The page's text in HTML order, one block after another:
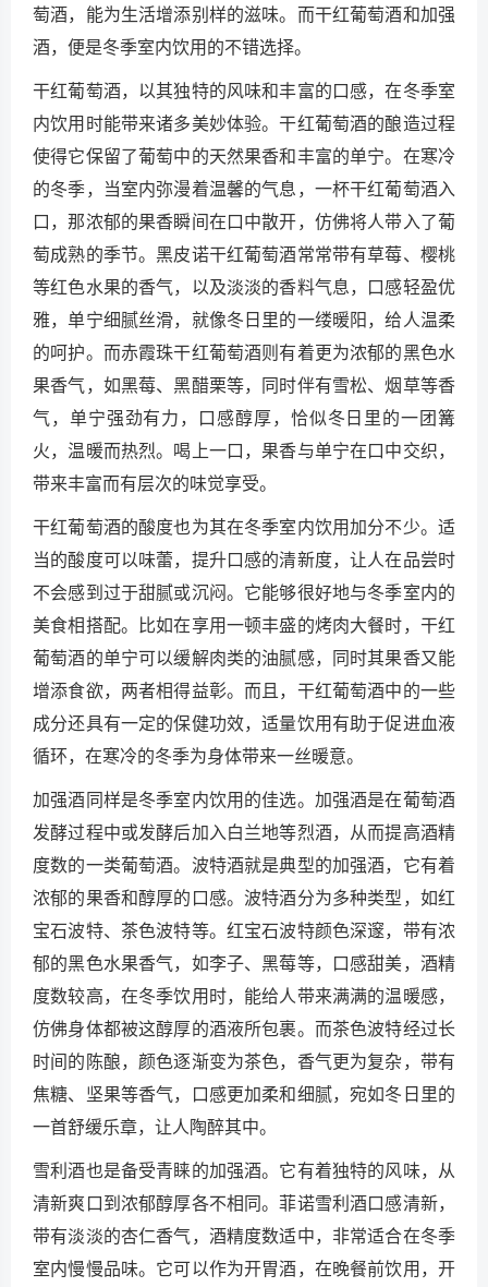
萄酒，能为生活增添别样的滋味。而干红葡萄酒和加强
酒，便是冬季室内饮用的不错选择。
干红葡萄酒，以其独特的风味和丰富的口感，在冬季室
内饮用时能带来诸多美妙体验。干红葡萄酒的酿造过程
使得它保留了葡萄中的天然果香和丰富的单宁。在寒冷
的冬季，当室内弥漫着温馨的气息，一杯干红葡萄酒入
口，那浓郁的果香瞬间在口中散开，仿佛将人带入了葡
萄成熟的季节。黑皮诺干红葡萄酒常常带有草莓、樱桃
等红色水果的香气，以及淡淡的香料气息，口感轻盈优
雅，单宁细腻丝滑，就像冬日里的一缕暖阳，给人温柔
的呵护。而赤霞珠干红葡萄酒则有着更为浓郁的黑色水
果香气，如黑莓、黑醋栗等，同时伴有雪松、烟草等香
气，单宁强劲有力，口感醇厚，恰似冬日里的一团篝
火，温暖而热烈。喝上一口，果香与单宁在口中交织，
带来丰富而有层次的味觉享受。
干红葡萄酒的酸度也为其在冬季室内饮用加分不少。适
当的酸度可以味蕾，提升口感的清新度，让人在品尝时
不会感到过于甜腻或沉闷。它能够很好地与冬季室内的
美食相搭配。比如在享用一顿丰盛的烤肉大餐时，干红
葡萄酒的单宁可以缓解肉类的油腻感，同时其果香又能
增添食欲，两者相得益彰。而且，干红葡萄酒中的一些
成分还具有一定的保健功效，适量饮用有助于促进血液
循环，在寒冷的冬季为身体带来一丝暖意。
加强酒同样是冬季室内饮用的佳选。加强酒是在葡萄酒
发酵过程中或发酵后加入白兰地等烈酒，从而提高酒精
度数的一类葡萄酒。波特酒就是典型的加强酒，它有着
浓郁的果香和醇厚的口感。波特酒分为多种类型，如红
宝石波特、茶色波特等。红宝石波特颜色深邃，带有浓
郁的黑色水果香气，如李子、黑莓等，口感甜美，酒精
度数较高，在冬季饮用时，能给人带来满满的温暖感，
仿佛身体都被这醇厚的酒液所包裹。而茶色波特经过长
时间的陈酿，颜色逐渐变为茶色，香气更为复杂，带有
焦糖、坚果等香气，口感更加柔和细腻，宛如冬日里的
一首舒缓乐章，让人陶醉其中。
雪利酒也是备受青睐的加强酒。它有着独特的风味，从
清新爽口到浓郁醇厚各不相同。菲诺雪利酒口感清新，
带有淡淡的杏仁香气，酒精度数适中，非常适合在冬季
室内慢慢品味。它可以作为开胃酒，在晚餐前饮用，开